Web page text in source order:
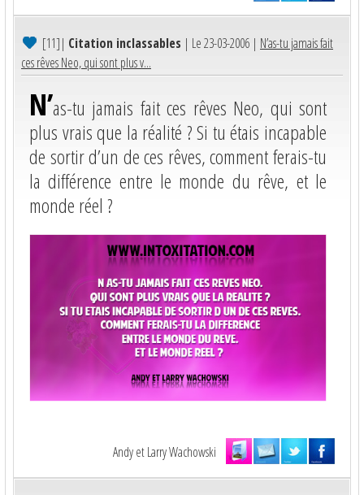
[11]| Citation inclassables | Le 23-03-2006 | N’as-tu jamais fait
ces rêves Neo, qui sont plus v...
N’as-tu jamais fait ces rêves Neo, qui sont
plus vrais que la réalité ? Si tu étais incapable
de sortir d’un de ces rêves, comment ferais-tu
la différence entre le monde du rêve, et le
monde réel ?
Andy et Larry Wachowski